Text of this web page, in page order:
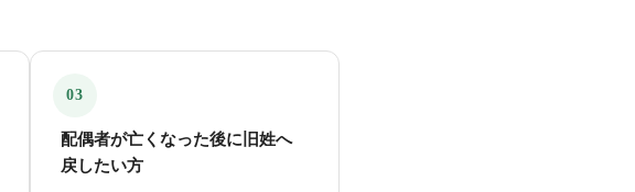
03
配偶者が亡くなった後に旧姓へ
戻したい方